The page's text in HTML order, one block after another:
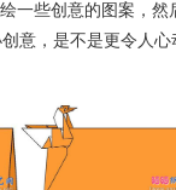
些创意的图案，然
意，是不是更令人